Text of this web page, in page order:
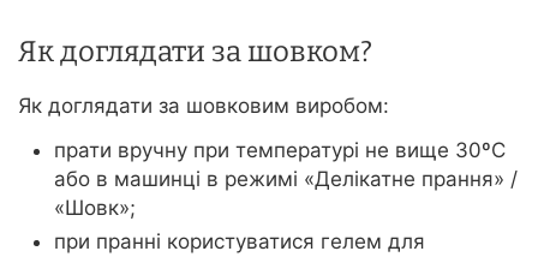
Як доглядати за шовком?
Як доглядати за шовковим виробом:
прати вручну при температурі не вище 30ºС
або в машинці в режимі «Делікатне прання» /
«Шовк»;
при пранні користуватися гелем для